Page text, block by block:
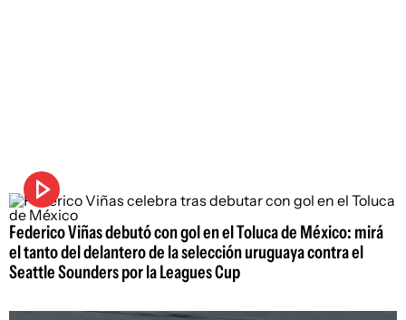
Federico Viñas debutó con gol en el Toluca de México: mirá
el tanto del delantero de la selección uruguaya contra el
Seattle Sounders por la Leagues Cup